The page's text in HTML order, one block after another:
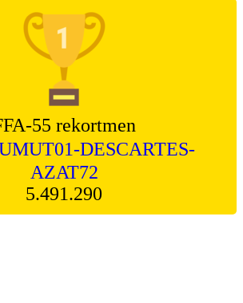
55 rekortmen
DESCARTES-
AZAT72
5.491.290